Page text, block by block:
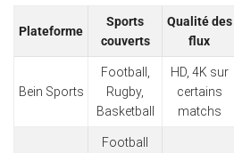
Plateforme
Sports
couverts
Qualité des
flux
Bein Sports
Football,
Rugby,
Basketball
HD, 4K sur
certains
matchs
Football